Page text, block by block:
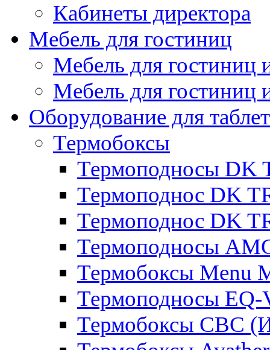
Кабинеты директора
Мебель для гостиниц
Мебель для
Мебель для гостиниц
Оборудование для
Термобоксы
Термоподносы DK
Термоподнос DK
Термоподнос DK
Термоподносы
Термобоксы Menu
Термоподносы EQ-
Термобоксы CBC